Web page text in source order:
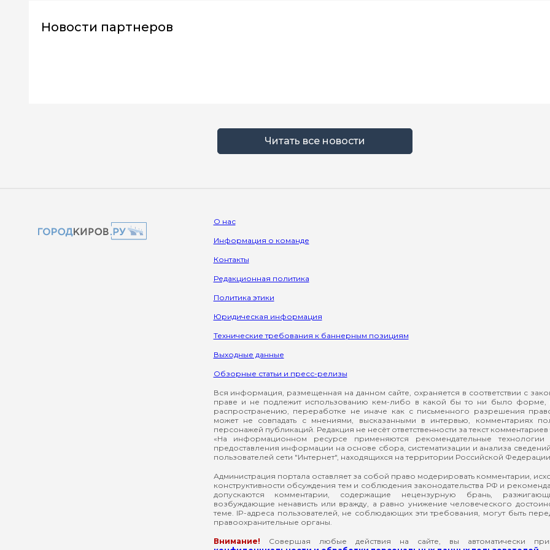
Новости партнеров
Читать все новости
О нас
Информация о команде
Контакты
Редакционная политика
Политика этики
Юридическая информация
Технические требования к баннерным позициям
Выходные данные
Обзорные статьи и пресс-релизы
Вся информация, размещенная на данном сайте, охраняется в соответствии с
праве и не подлежит использованию кем-либо в какой бы то ни было форме,
распространению, переработке не иначе как с письменного разрешения
может не совпадать с мнениями, высказанными в интервью, комментариях
персонажей публикаций. Редакция не несёт ответственности за текст комментариев
«На информационном ресурсе применяются рекомендательные технологии
предоставления информации на основе сбора, систематизации и анализа
пользователей сети "Интернет", находящихся на территории Российской
Администрация портала оставляет за собой право модерировать комментарии,
конструктивности обсуждения тем и соблюдения законодательства РФ и
допускаются комментарии, содержащие нецензурную брань,
возбуждающие ненависть или вражду, а равно унижение человеческого
теме. IP-адреса пользователей, не соблюдающих эти требования, могут быть
правоохранительные органы.
Внимание! Совершая любые действия на сайте, вы автоматически